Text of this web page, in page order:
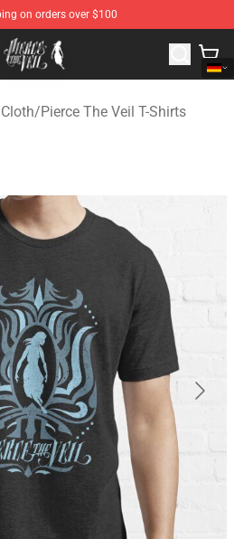
on orders over $100
- Official Pierce The Veil
/Pierce The Veil T-Shirts